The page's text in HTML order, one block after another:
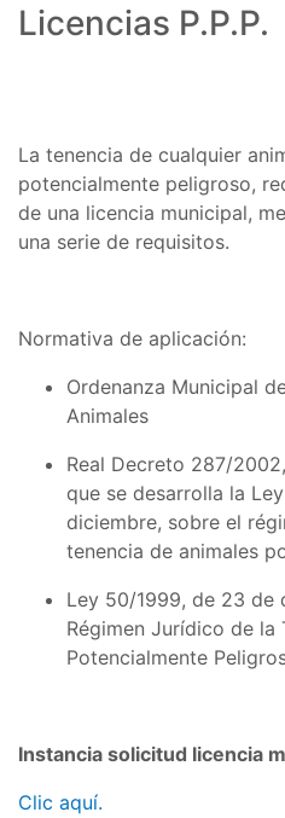
Licencias P.P.P.
La tenencia de cualquier
potencialmente peligroso,
de una licencia municipal,
una serie de requisitos.
Normativa de aplicación:
Ordenanza Municipal
Animales
Real Decreto 287/
que se desarrolla la
diciembre, sobre el
tenencia de animales
Ley 50/1999, de 23 de
Régimen Jurídico de la
Potencialmente
Instancia solicitud licencia
Clic aquí.